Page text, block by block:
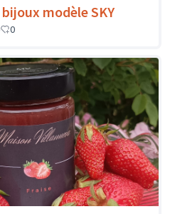
modèle SKY
0